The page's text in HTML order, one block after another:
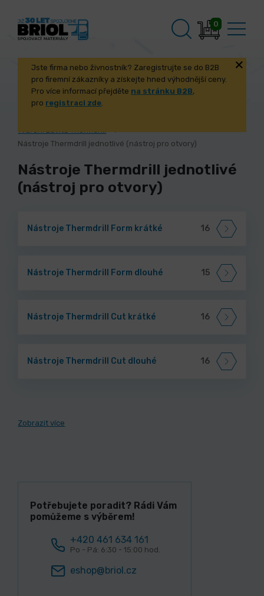
0
Jste firma nebo živnostník? Zaregistrujte se do B2B
pro firemní zákazníky a získejte hned výhodnější ceny.
Pro více informací přejděte na stránku B2B,
pro registraci zde.
Tváření závitů Thermdrill
Nástroje Thermdrill jednotlivé (nástroj pro otvory)
Nástroje Thermdrill jednotlivé
(nástroj pro otvory)
Nástroje Thermdrill Form krátké 16
Nástroje Thermdrill Form dlouhé 15
Nástroje Thermdrill Cut krátké 16
Nástroje Thermdrill Cut dlouhé 16
Zobrazit více
Potřebujete poradit? Rádi Vám
pomůžeme s výběrem!
+420 461 634 161
Po - Pá: 6:30 - 15:00 hod.
eshop@briol.cz